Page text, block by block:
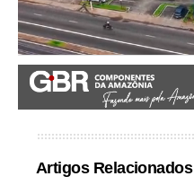
Artigos Relacionados